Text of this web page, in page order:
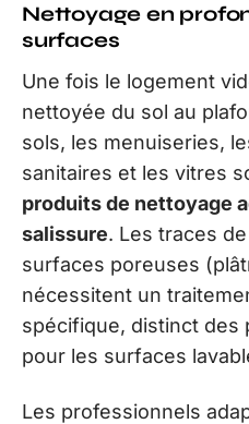
Nettoyage en
surfaces
Une fois le logement
nettoyée du sol au
sols, les menuiseries,
sanitaires et les vitres
produits de nettoyage
salissure. Les traces
surfaces poreuses
nécessitent un
spécifique, distinct des
pour les surfaces
Les professionnels